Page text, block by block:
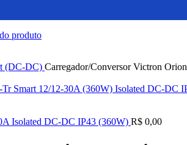
(DC-DC) Carregador/Conversor Victron
Smart 12/12-30A (360W) Isolated DC-DC
Isolated DC-DC IP43 (360W) R$ 0,00